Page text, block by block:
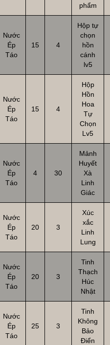
phẩm
Nước
Ép
Táo
15 4
Hộp tự
chọn
hồn
cánh
lv5
Nước
Ép
Táo
15 4
Hộp
Hồn
Hoa
Tự
Chọn
Lv5
Nước
Ép
Táo
4 30
Mảnh
Huyết
Xà
Linh
Giác
Nước
Ép
Táo
20 3
Xúc
xắc
Linh
Lung
Nước
Ép
Táo
20 3
Tinh
Thạch
Húc
Nhật
Nước
Ép
Táo
25 3
Tinh
Không
Bảo
Điển